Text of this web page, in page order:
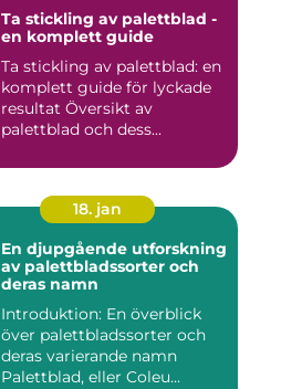
Ta stickling av palettblad -
en komplett guide
Ta stickling av palettblad: en
komplett guide för lyckade
resultat Översikt av
palettblad och dess...
18. jan
En djupgående utforskning
av palettbladssorter och
deras namn
Introduktion: En överblick
över palettbladssorter och
deras varierande namn
Palettblad, eller Coleu...